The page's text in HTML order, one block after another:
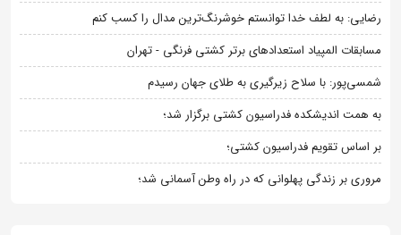
رضایی: به لطف خدا توانستم خوشرنگ‌ترین مدال را کسب کنم
مسابقات المپیاد استعدادهای برتر کشتی فرنگی - تهران
شمسی‌پور: با سلاح زیرگیری به طلای جهان رسیدم
به همت اندیشکده فدراسیون کشتی برگزار شد؛
بر اساس تقویم فدراسیون کشتی؛
مروری بر زندگی پهلوانی که در راه وطن آسمانی شد؛